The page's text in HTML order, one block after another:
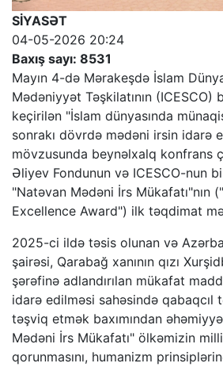
SİYASƏT
04-05-2026 20:24
Baxış sayı: 8531
Mayın 4-də Mərakeşdə İslam
Mədəniyyət Təşkilatının (ICESCO)
keçirilən "İslam dünyasında
sonrakı dövrdə mədəni irsin idarə
mövzusunda beynəlxalq konfrans
Əliyev Fondunun və ICESCO-nun
"Natəvan Mədəni İrs Mükafatı"nın
Excellence Award") ilk təqdimat
2025-ci ildə təsis olunan və
şairəsi, Qarabağ xanının qızı
şərəfinə adlandırılan mükafat
idarə edilməsi sahəsində qabaqcıl
təşviq etmək baxımından
Mədəni İrs Mükafatı" ölkəmizin
qorunmasını, humanizm